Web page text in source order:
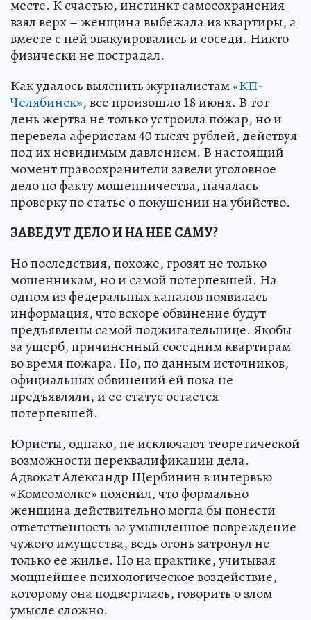
месте. К счастью, инстинкт самосохранения
взял верх – женщина выбежала из квартиры, а
вместе с ней эвакуировались и соседи. Никто
физически не пострадал.
Как удалось выяснить журналистам«КП-
Челябинск», все произошло 18 июня. В тот
день жертва не только устроила пожар, но и
перевела аферистам 40 тысяч рублей, действуя
под их невидимым давлением. В настоящий
момент правоохранители завели уголовное
дело по факту мошенничества, началась
проверку по статье о покушении на убийство.
ЗАВЕДУТ ДЕЛО И НА НЕЕ САМУ?
Но последствия, похоже, грозят не только
мошенникам, но и самой потерпевшей. На
одном из федеральных каналов появилась
информация, что вскоре обвинение будут
предъявлены самой поджигательнице. Якобы
за ущерб, причиненный соседним квартирам
во время пожара. Но, по данным источников,
официальных обвинений ей пока не
предъявляли, и ее статус остается
потерпевшей.
Юристы, однако, не исключают теоретической
возможности переквалификации дела.
Адвокат Александр Щербинин в интервью
«Комсомолке» пояснил, что формально
женщина действительно могла бы понести
ответственность за умышленное повреждение
чужого имущества, ведь огонь затронул не
только ее жилье. Но на практике, учитывая
мощнейшее психологическое воздействие,
которому она подверглась, говорить о злом
умысле сложно.